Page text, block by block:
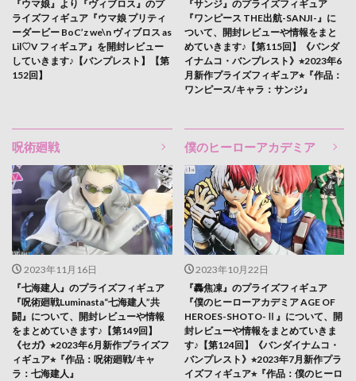
『ウマ娘』より『ヴィブロス』のプ
ライズフィギュア『ウマ娘 プリティ
ーダービー BoC’z we\n ヴィブロス as
Lil♡V フィギュア』を開封レビュー
していきます♪【バンプレスト】【第
152回】
『サンジ』のプライズフィギュア
『ワンピース THE出航-SANJI-』に
ついて、開封レビューや情報をまと
めていきます♪【第115回】《バンダ
イナムコ・バンプレスト》⭐︎2023年6
月新作プライズフィギュア⭐︎『作品：
ワンピース/キャラ：サンジ』
呪術廻戦
2023年11月16日
『七海建人』のプライズフィギュア
『呪術廻戦Luminasta“七海建人”共
闘』について、開封レビューや情報
をまとめていきます♪【第149回】
《セガ》⭐︎2023年6月新作プライズフ
ィギュア⭐︎『作品：呪術廻戦/キャ
ラ：七海建人』
僕のヒーローアカデミア
2023年10月22日
『轟焦凍』のプライズフィギュア
『僕のヒーローアカデミア AGE OF
HEROES-SHOTO-Ⅱ』について、開
封レビューや情報をまとめていきま
す♪【第124回】《バンダイナムコ・
バンプレスト》⭐︎2023年7月新作プラ
イズフィギュア⭐︎『作品：僕のヒーロ